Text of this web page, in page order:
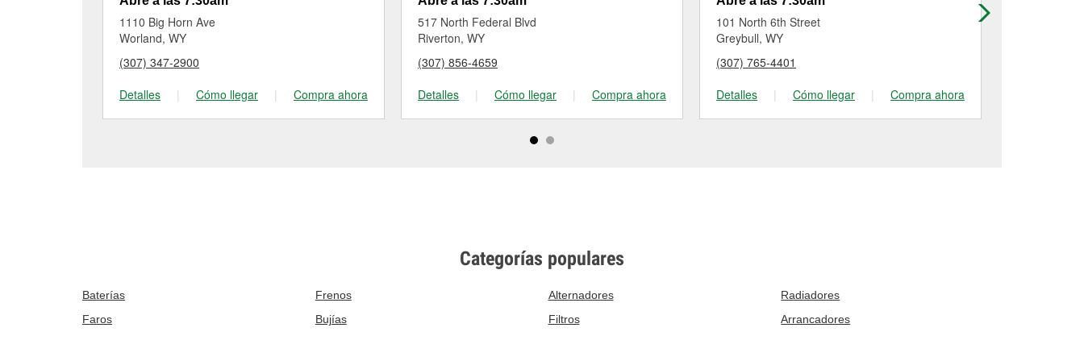
1110 Big Horn Ave
Worland, WY
(307) 347-2900
Detalles
| Cómo llegar | Compra ahora
517 North Federal Blvd
Riverton, WY
(307) 856-4659
Detalles
| Cómo llegar | Compra ahora
101 North 6th Street
Greybull, WY
(307) 765-4401
Detalles
| Cómo llegar | Compra ahora
Categorías populares
Baterías Frenos Alternadores
Radiadores
Faros
Bujías Filtros Arrancadores